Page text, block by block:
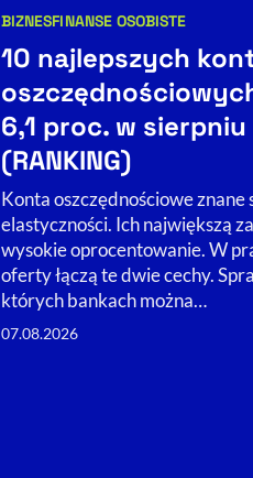
Kategorie artykułu:
BIZNESFINANSE OSOBISTE
10 najlepszych
6,1 proc. w
(RANKING)
Konta oszczędnościowe znane
elastyczności. Ich największą
wysokie oprocentowanie. W
oferty łączą te dwie cechy.
których bankach można…
07.08.2026